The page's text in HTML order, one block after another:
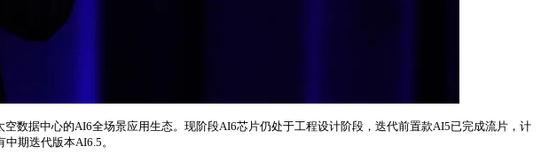
数据中心的AI6全场景应用生态。现阶段AI6芯片仍处于工程设计阶段，迭代前置款AI5已完成流片，计
期迭代版本AI6.5。